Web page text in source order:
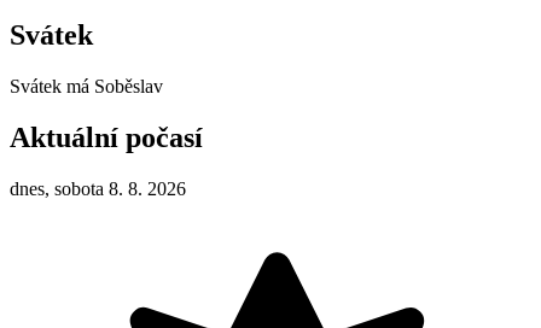
Svátek
Svátek má Soběslav
Aktuální počasí
dnes, sobota 8. 8. 2026